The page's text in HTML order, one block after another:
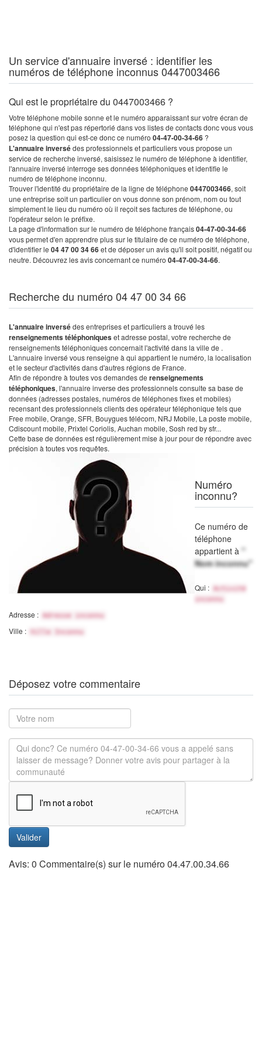
Un service d'annuaire inversé : identifier les
numéros de téléphone inconnus 0447003466
Qui est le propriétaire du 0447003466 ?
Votre téléphone mobile sonne et le numéro apparaissant sur votre écran de
téléphone qui n'est pas répertorié dans vos listes de contacts donc vous vous
posez la question qui est-ce donc ce numéro 04-47-00-34-66 ?
L'annuaire inversédes professionnels et particuliers vous propose un
service de recherche inversé, saisissez le numéro de téléphone à identifier,
l'annuaire inversé interroge ses données téléphoniques et identifie le
numéro de téléphone inconnu.
Trouver l'identité du propriétaire de la ligne de téléphone 0447003466, soit
une entreprise soit un particulier on vous donne son prénom, nom ou tout
simplement le lieu du numéro où il reçoit ses factures de téléphone, ou
l'opérateur selon le préfixe.
La page d'information sur le numéro de téléphone français04-47-00-34-66
vous permet d'en apprendre plus sur le titulaire de ce numéro de téléphone,
d'identifier le 04 47 00 34 66et de déposer un avis qu'il soit positif, négatif ou
neutre. Découvrez les avis concernant ce numéro 04-47-00-34-66.
Recherche du numéro 04 47 00 34 66
L'annuaire inversédes entreprises et particuliers a trouvé les
renseignements téléphoniqueset adresse postal, votre recherche de
renseignements téléphoniques concernait l'activité dans la ville de .
L'annuaire inversé vous renseigne à qui appartient le numéro, la localisation
et le secteur d'activités dans d'autres régions de France.
Afin de répondre à toutes vos demandes de renseignements
téléphoniques, l'annuaire inverse des professionnels consulte sa base de
données (adresses postales, numéros de téléphones fixes et mobiles)
recensant des professionnels clients des opérateur téléphonique tels que
Free mobile, Orange, SFR, Bouygues télécom, NRJ Mobile, La poste mobile,
Cdiscount mobile, Prixtel Coriolis, Auchan mobile, Sosh red by sfr...
Cette base de données est régulièrement mise à jour pour de répondre avec
précision à toutes vos requêtes.
Numéro
inconnu?
Ce numéro de
téléphone
appartient à "
Nom inconnu"
Qui :
Activité
inconnu
Adresse : Adresse inconnu
Ville : Ville Inconnu
Déposez votre commentaire
Valider
Avis: 0 Commentaire(s) sur le numéro 04.47.00.34.66